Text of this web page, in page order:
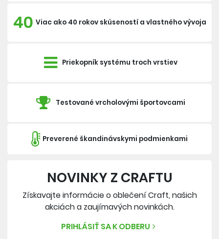
40 Viac ako 40 rokov skúseností a vlastného vývoja
Priekopník systému troch vrstiev
Testované vrcholovými športovcami
Preverené škandinávskymi podmienkami
NOVINKY Z CRAFTU
Získavajte informácie o oblečení Craft, našich
akciách a zaujímavých novinkách.
PRIHLÁSIŤ SA K ODBERU